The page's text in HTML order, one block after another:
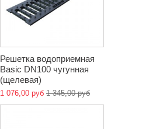
Решетка водоприемная
Basic DN100 чугунная
(щелевая)
1 076,00 руб 1 345,00 руб